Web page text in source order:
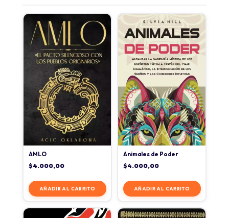
AMLO
$4.000,00
AÑADIR AL CARRITO
Animales de Poder
$4.000,00
AÑADIR AL CARRITO